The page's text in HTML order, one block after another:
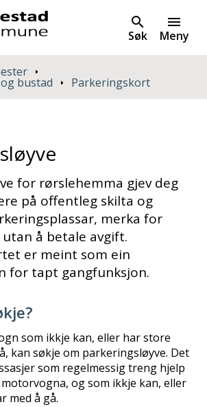
Søk Meny
bustad Parkeringskort
for rørslehemma gjev deg
på offentleg skilta og
merka for
å betale avgift.
er meint som ein
for tapt gangfunksjon.
som ikkje kan, eller har store
kan søkje om parkeringsløyve. Det
som regelmessig treng hjelp
og som ikkje kan, eller
med å gå.